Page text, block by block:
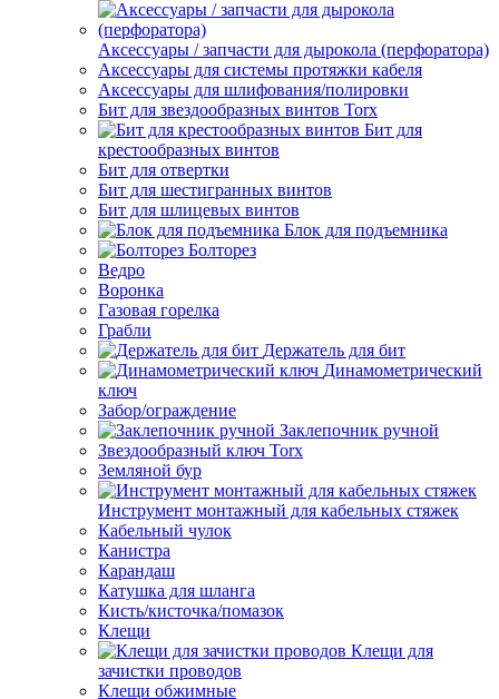
Аксессуары / запчасти для дырокола (перфоратора)
Аксессуары для системы протяжки кабеля
Аксессуары для шлифования/полировки
Бит для звездообразных винтов Torx
Бит для
крестообразных винтов
Бит для отвертки
Бит для шестигранных винтов
Бит для шлицевых винтов
Блок для подъемника
Болторез
Ведро
Воронка
Газовая горелка
Грабли
Держатель для бит
Динамометрический
ключ
Забор/ограждение
Заклепочник ручной
Звездообразный ключ Torx
Земляной бур
Инструмент монтажный для кабельных стяжек
Кабельный чулок
Канистра
Карандаш
Катушка для шланга
Кисть/кисточка/помазок
Клещи
Клещи для
зачистки проводов
Клещи обжимные